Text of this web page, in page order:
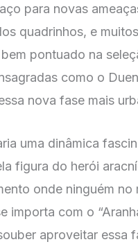
para novas
quadrinhos, e
pontuado na
como o
nova fase mais
uma dinâmica
figura do herói
onde ninguém
importa com o
aproveitar essa